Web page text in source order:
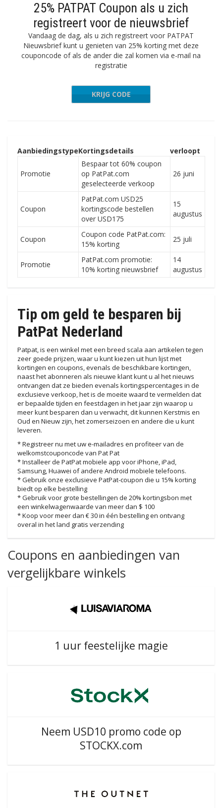
25% PATPAT Coupon als u zich
registreert voor de nieuwsbrief
Vandaag de dag, als u zich registreert voor PATPAT
Nieuwsbrief kunt u genieten van 25% korting met deze
couponcode of als de ander die zal komen via e-mail na
registratie
beoszO
KRIJG CODE
AanbiedingstypeKortingsdetails verloopt
Promotie
Bespaar tot 60% coupon
op PatPat.com
geselecteerde verkoop
26 juni
Coupon
PatPat.com USD25
kortingscode bestellen
over USD175
15
augustus
Coupon
Coupon code PatPat.com:
15% korting
25 juli
Promotie
PatPat.com promotie:
10% korting nieuwsbrief
14
augustus
Tip om geld te besparen bij
PatPat Nederland
Patpat, is een winkel met een breed scala aan artikelen tegen
zeer goede prijzen, waar u kunt kiezen uit hun lijst met
kortingen en coupons, evenals de beschikbare kortingen,
naast het abonneren als nieuwe klant kunt u al het nieuws
ontvangen dat ze bieden evenals kortingspercentages in de
exclusieve verkoop, het is de moeite waard te vermelden dat
er bepaalde tijden en feestdagen in het jaar zijn waarop u
meer kunt besparen dan u verwacht, dit kunnen Kerstmis en
Oud en Nieuw zijn, het zomerseizoen en andere die u kunt
leveren.
* Registreer nu met uw e-mailadres en profiteer van de
welkomstcouponcode van Pat Pat
* Installeer de PatPat mobiele app voor iPhone, iPad,
Samsung, Huawei of andere Android mobiele telefoons.
* Gebruik onze exclusieve PatPat-coupon die u 15% korting
biedt op elke bestelling
* Gebruik voor grote bestellingen de 20% kortingsbon met
een winkelwagenwaarde van meer dan $ 100
* Koop voor meer dan € 30 in één bestelling en ontvang
overal in het land gratis verzending
Coupons en aanbiedingen van
vergelijkbare winkels
1 uur feestelijke magie
Neem USD10 promo code op
STOCKX.com